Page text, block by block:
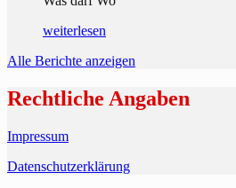
weiterlesen
Alle Berichte anzeigen
Rechtliche Angaben
Impressum
Datenschutzerklärung